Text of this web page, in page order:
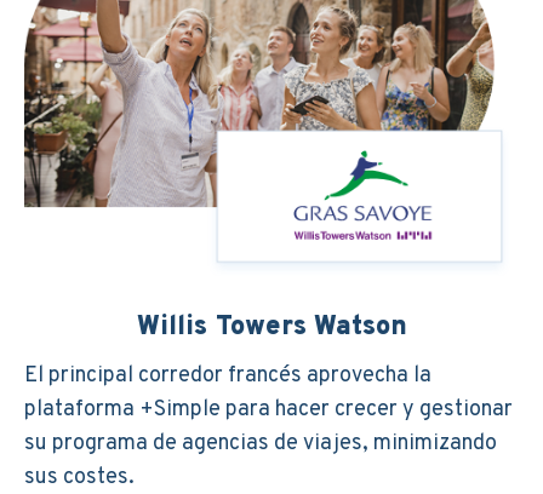
Willis Towers Watson
El principal corredor francés aprovecha la
plataforma +Simple para hacer crecer y gestionar
su programa de agencias de viajes, minimizando
sus costes.